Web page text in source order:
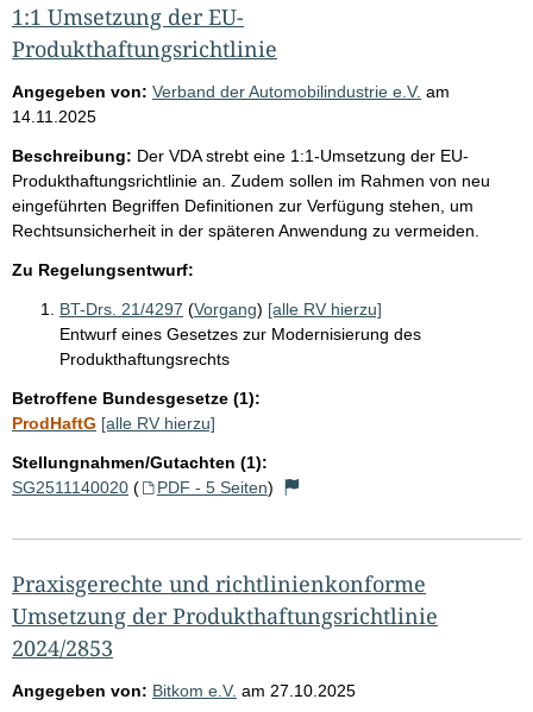
1:1 Umsetzung der EU-
Produkthaftungsrichtlinie
Angegeben von: Verband der Automobilindustrie e.V. am
14.11.2025
Beschreibung: Der VDA strebt eine 1:1-Umsetzung der EU-
Produkthaftungsrichtlinie an. Zudem sollen im Rahmen von neu
eingeführten Begriffen Definitionen zur Verfügung stehen, um
Rechtsunsicherheit in der späteren Anwendung zu vermeiden.
Zu Regelungsentwurf:
BT-Drs. 21/4297 (Vorgang) [alle RV hierzu]
Entwurf eines Gesetzes zur Modernisierung des
Produkthaftungsrechts
Betroffene Bundesgesetze (1):
ProdHaftG [alle RV hierzu]
Stellungnahmen/Gutachten (1):
SG2511140020 ( PDF - 5 Seiten)
Praxisgerechte und richtlinienkonforme
Umsetzung der Produkthaftungsrichtlinie
2024/2853
Angegeben von: Bitkom e.V. am 27.10.2025